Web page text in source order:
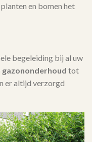
en bomen het
begeleiding bij al uw
gazononderhoud tot
er altijd verzorgd